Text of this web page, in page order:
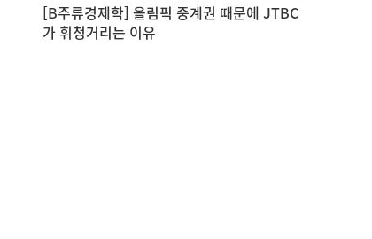
[B주류경제학] 올림픽 중계권 때문에 JTBC
가 휘청거리는 이유